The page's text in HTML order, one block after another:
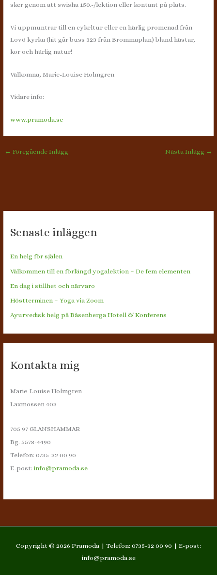
sker genom att swisha 150.-/lektion eller kontant på plats.
Vi uppmuntrar till en cykeltur eller en härlig promenad från
Lovö kyrka (hit går buss 323 från Brommaplan) bland hästar,
kor och härlig natur!
Välkomna, Marie-Louise Holmgren
Vidare info:
www.pramoda.se
← Föregående Inlägg Nästa Inlägg →
Senaste inläggen
En helg för själen
Välkommen till en förlängd yogalektion – De fem elementen
En dag i stillhet och närvaro
Höstterminen – Yoga via Zoom
Ayurvedisk helg på Båsenberga Hotell & Konferens
Kontakta mig
Marie-Louise Holmgren
Laxmossen 403
705 97 GLANSHAMMAR
Bg. 5578-4490
Telefon: 0735-32 00 90
E-post:info@pramoda.se
Copyright © 2026 Pramoda | Telefon: 0735-32 00 90 | E-post:
info@pramoda.se